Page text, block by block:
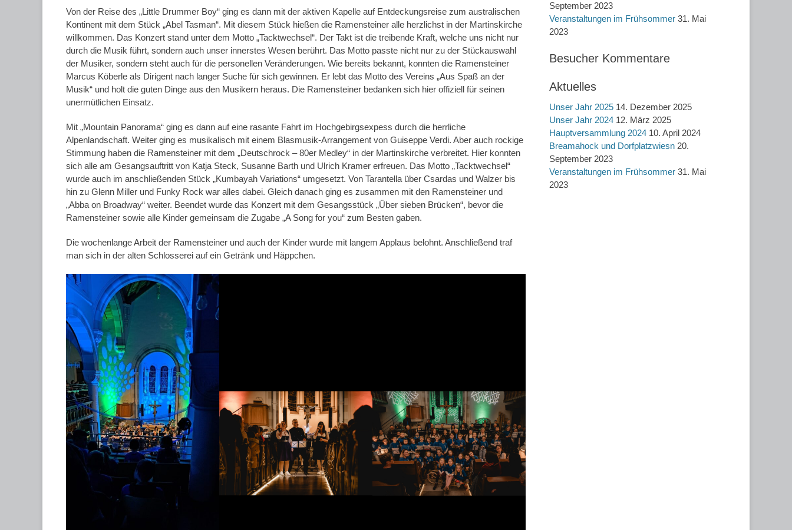
Von der Reise des „Little Drummer Boy“ ging es dann mit der aktiven Kapelle auf Entdeckungsreise zum australischen
Kontinent mit dem Stück „Abel Tasman“. Mit diesem Stück hießen die Ramensteiner alle herzlichst in der Martinskirche
willkommen. Das Konzert stand unter dem Motto „Tacktwechsel“. Der Takt ist die treibende Kraft, welche uns nicht nur
durch die Musik führt, sondern auch unser innerstes Wesen berührt. Das Motto passte nicht nur zu der Stückauswahl
der Musiker, sondern steht auch für die personellen Veränderungen. Wie bereits bekannt, konnten die Ramensteiner
Marcus Köberle als Dirigent nach langer Suche für sich gewinnen. Er lebt das Motto des Vereins „Aus Spaß an der
Musik“ und holt die guten Dinge aus den Musikern heraus. Die Ramensteiner bedanken sich hier offiziell für seinen
unermütlichen Einsatz.
Mit „Mountain Panorama“ ging es dann auf eine rasante Fahrt im Hochgebirgsexpess durch die herrliche
Alpenlandschaft. Weiter ging es musikalisch mit einem Blasmusik-Arrangement von Guiseppe Verdi. Aber auch rockige
Stimmung haben die Ramensteiner mit dem „Deutschrock – 80er Medley“ in der Martinskirche verbreitet. Hier konnten
sich alle am Gesangsauftritt von Katja Steck, Susanne Barth und Ulrich Kramer erfreuen. Das Motto „Tacktwechsel“
wurde auch im anschließenden Stück „Kumbayah Variations“ umgesetzt. Von Tarantella über Csardas und Walzer bis
hin zu Glenn Miller und Funky Rock war alles dabei. Gleich danach ging es zusammen mit den Ramensteiner und
„Abba on Broadway“ weiter. Beendet wurde das Konzert mit dem Gesangsstück „Über sieben Brücken“, bevor die
Ramensteiner sowie alle Kinder gemeinsam die Zugabe „A Song for you“ zum Besten gaben.
Die wochenlange Arbeit der Ramensteiner und auch der Kinder wurde mit langem Applaus belohnt. Anschließend traf
man sich in der alten Schlosserei auf ein Getränk und Häppchen.
September 2023
Veranstaltungen im Frühsommer 31. Mai
2023
Besucher Kommentare
Aktuelles
Unser Jahr 2025 14. Dezember 2025
Unser Jahr 2024 12. März 2025
Hauptversammlung 2024 10. April 2024
Breamahock und Dorfplatzwiesn 20.
September 2023
Veranstaltungen im Frühsommer 31. Mai
2023